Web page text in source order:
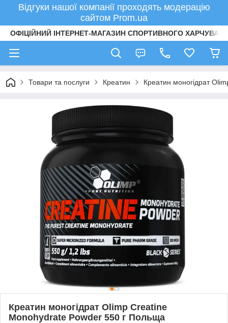
Відгуки нашої компанії проходять модерацію
сайтом Prom.ua
ОФІЦІЙНИЙ ІНТЕРНЕТ-МАГАЗИН СПОРТИВНОГО
Товари та послуги Креатин Креатин моногідрат
Креатин моногідрат Olimp Creatine
Monohydrate Powder 550 г Польща